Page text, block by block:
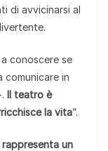
di avvicinarsi al
conoscere se
comunicare in
Il teatro è
la vita”.
un